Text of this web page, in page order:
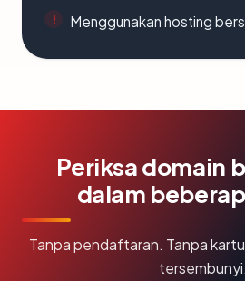
Menggunakan hosting
Periksa domain
dalam
Tanpa pendaftaran. Tanpa
tersembunyi.